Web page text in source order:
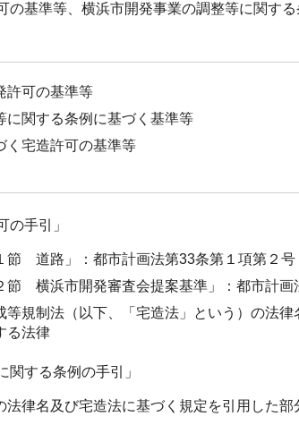
の基準等、横浜市開発事業の調整等に関す
許可の基準等
に関する条例に基づく基準等
く宅造許可の基準等
の手引」
節 道路」：都市計画法第33条第１項第２号
節 横浜市開発審査会提案基準」：都市計画
等規制法（以下、「宅造法」という）の法
る法律
関する条例の手引」
法律名及び宅造法に基づく規定を引用した